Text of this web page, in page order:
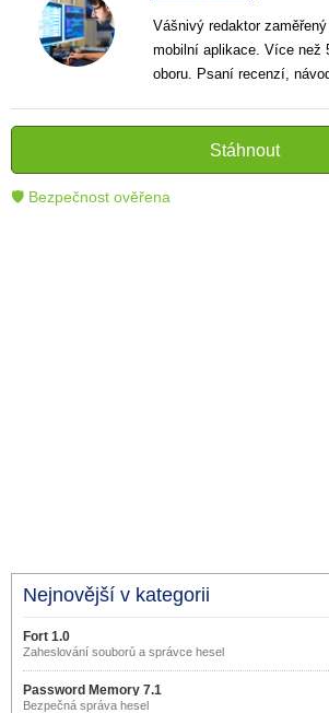
Vášnivý redaktor
mobilní aplikace. Více než
oboru. Psaní recenzí,
pomáhají čtenářům lépe
moderní technologie.
Stáhnout
🛡 Bezpečnost ověřena
Nejnovější v kategorii
Fort 1.0
Zaheslování souborů a správce hesel
Password Memory 7.1
Bezpečná správa hesel